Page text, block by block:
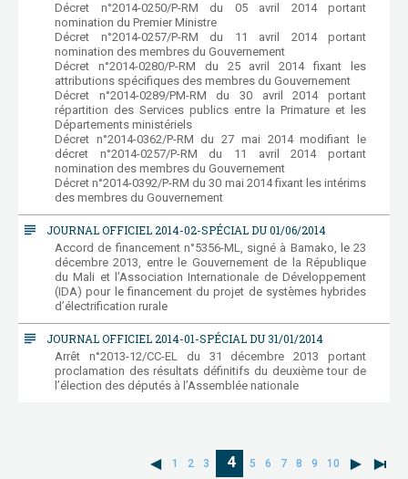
Décret n°2014-0250/P-RM du 05 avril 2014 portant
nomination du Premier Ministre
Décret n°2014-0257/P-RM du 11 avril 2014 portant
nomination des membres du Gouvernement
Décret n°2014-0280/P-RM du 25 avril 2014 fixant les
attributions spécifiques des membres du Gouvernement
Décret n°2014-0289/PM-RM du 30 avril 2014 portant
répartition des Services publics entre la Primature et les
Départements ministériels
Décret n°2014-0362/P-RM du 27 mai 2014 modifiant le
décret n°2014-0257/P-RM du 11 avril 2014 portant
nomination des membres du Gouvernement
Décret n°2014-0392/P-RM du 30 mai 2014 fixant les intérims
des membres du Gouvernement
subject JOURNAL OFFICIEL 2014-02-SPÉCIAL DU 01/06/2014
Accord de financement n°5356-ML, signé à Bamako, le 23
décembre 2013, entre le Gouvernement de la République
du Mali et l’Association Internationale de Développement
(IDA) pour le financement du projet de systèmes hybrides
d’électrification rurale
subject JOURNAL OFFICIEL 2014-01-SPÉCIAL DU 31/01/2014
Arrêt n°2013-12/CC-EL du 31 décembre 2013 portant
proclamation des résultats définitifs du deuxième tour de
l’élection des députés à l’Assemblée nationale
1 2 3 4 5 6 7 8 9 10